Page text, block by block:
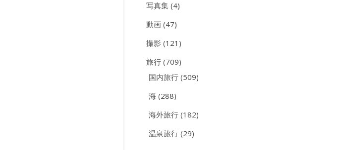
写真集 (4)
動画 (47)
撮影 (121)
旅行 (709)
国内旅行 (509)
海 (288)
海外旅行 (182)
温泉旅行 (29)